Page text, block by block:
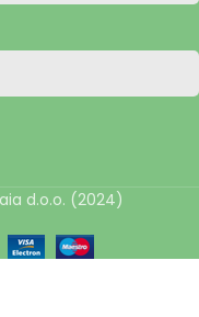
d.o.o. (2024)